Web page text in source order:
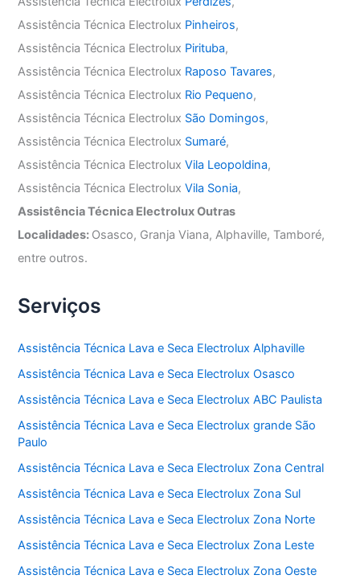
Assistência Técnica Electrolux Pinheiros,
Assistência Técnica Electrolux Pirituba,
Assistência Técnica Electrolux Raposo Tavares,
Assistência Técnica Electrolux Rio Pequeno,
Assistência Técnica Electrolux São Domingos,
Assistência Técnica Electrolux Sumaré,
Assistência Técnica ElectroluxVila Leopoldina,
Assistência Técnica ElectroluxVila Sonia,
Assistência Técnica Electrolux Outras
Localidades: Osasco, Granja Viana, Alphaville, Tamboré,
entre outros.
Serviços
Assistência Técnica Lava e Seca Electrolux Alphaville
Assistência Técnica Lava e Seca Electrolux Osasco
Assistência Técnica Lava e Seca Electrolux ABC Paulista
Assistência Técnica Lava e Seca Electrolux grande São
Paulo
Assistência Técnica Lava e Seca Electrolux Zona Central
Assistência Técnica Lava e Seca Electrolux Zona Sul
Assistência Técnica Lava e Seca Electrolux Zona Norte
Assistência Técnica Lava e Seca Electrolux Zona Leste
Assistência Técnica Lava e Seca Electrolux Zona Oeste